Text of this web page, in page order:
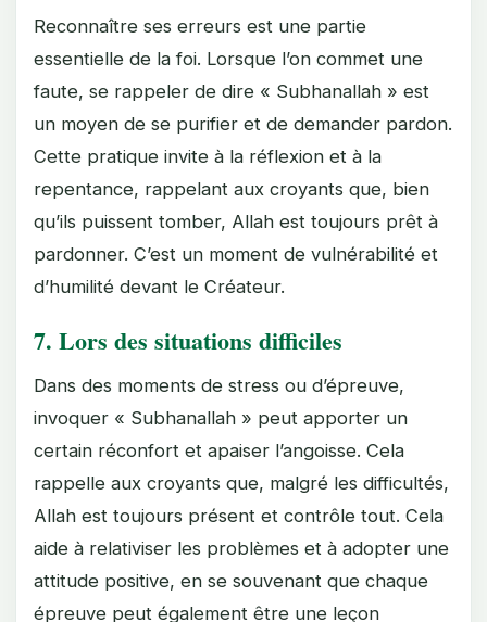
Reconnaître ses erreurs est une partie
essentielle de la foi. Lorsque l’on commet une
faute, se rappeler de dire « Subhanallah » est
un moyen de se purifier et de demander pardon.
Cette pratique invite à la réflexion et à la
repentance, rappelant aux croyants que, bien
qu’ils puissent tomber, Allah est toujours prêt à
pardonner. C’est un moment de vulnérabilité et
d’humilité devant le Créateur.
7. Lors des situations difficiles
Dans des moments de stress ou d’épreuve,
invoquer « Subhanallah » peut apporter un
certain réconfort et apaiser l’angoisse. Cela
rappelle aux croyants que, malgré les difficultés,
Allah est toujours présent et contrôle tout. Cela
aide à relativiser les problèmes et à adopter une
attitude positive, en se souvenant que chaque
épreuve peut également être une leçon